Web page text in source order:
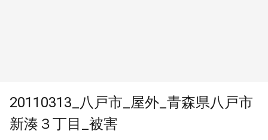
20110313_八戸市_屋外_青森県八戸市
新湊３丁目_被害